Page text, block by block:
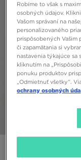
Robíme to však s
osobných údajov.
Vašom správaní na
personalizovaného
prispôsobených Vašim
či zapamätania si
nastavenia týkajúce
kliknutím na
ponuku produktov
„Odmietnuť všetky”.
ochrany osobných